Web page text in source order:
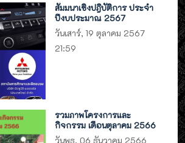
สัมมนาเชิงปฎิบัติการ ประจำ
ปีงบประมาณ 2567
วันเสาร์, 19 ตุลาคม 2567
21:59
รวมภาพโครงการและ
กิจกรรม เดือนตุลาคม 2566
วันพุธ, 06 ธันวาคม 2566